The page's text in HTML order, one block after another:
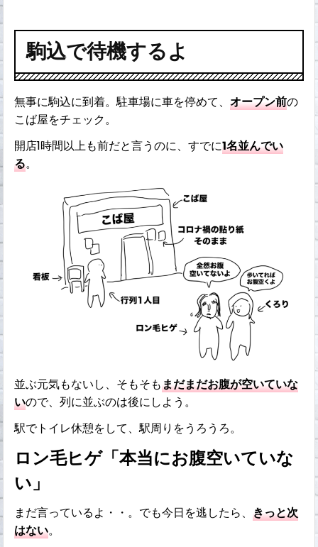
駒込で待機するよ
無事に駒込に到着。駐車場に車を停めて、オープン前の
こば屋をチェック。
開店1時間以上も前だと言うのに、すでに1名並んでい
る。
並ぶ元気もないし、そもそもまだまだお腹が空いていな
いので、列に並ぶのは後にしよう。
駅でトイレ休憩をして、駅周りをうろうろ。
ロン毛ヒゲ「本当にお腹空いていな
い」
まだ言っているよ・・。でも今日を逃したら、きっと次
はない。